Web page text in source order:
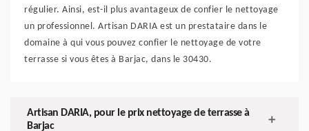
régulier. Ainsi, est-il plus avantageux de confier le nettoyage
un professionnel. Artisan DARIA est un prestataire dans le
domaine à qui vous pouvez confier le nettoyage de votre
terrasse si vous êtes à Barjac, dans le 30430.
Artisan DARIA, pour le prix nettoyage de terrasse à
Barjac